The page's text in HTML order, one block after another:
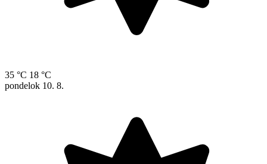
35 °C 18 °C
pondelok 10. 8.